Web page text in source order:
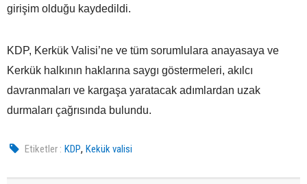
girişim olduğu kaydedildi.
KDP, Kerkük Valisi’ne ve tüm sorumlulara anayasaya ve
Kerkük halkının haklarına saygı göstermeleri, akılcı
davranmaları ve kargaşa yaratacak adımlardan uzak
durmaları çağrısında bulundu.
Etiketler : KDP,Kekük valisi